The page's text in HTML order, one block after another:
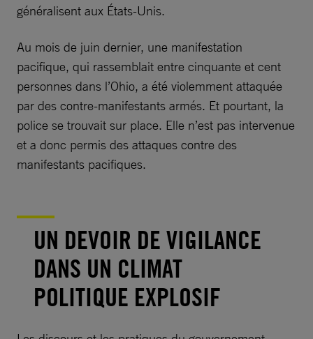
généralisent aux États-Unis.
Au mois de juin dernier, une manifestation
pacifique, qui rassemblait entre cinquante et cent
personnes dans l’Ohio, a été violemment attaquée
par des contre-manifestants armés. Et pourtant, la
police se trouvait sur place. Elle n’est pas intervenue
et a donc permis des attaques contre des
manifestants pacifiques.
UN DEVOIR DE VIGILANCE
DANS UN CLIMAT
POLITIQUE EXPLOSIF